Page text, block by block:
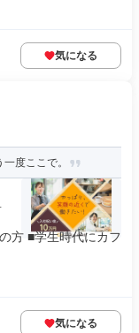
気になる
度ここで。
方 ■学生時代にカフ
気になる